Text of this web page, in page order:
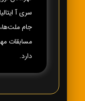
مسابقات
دارد.